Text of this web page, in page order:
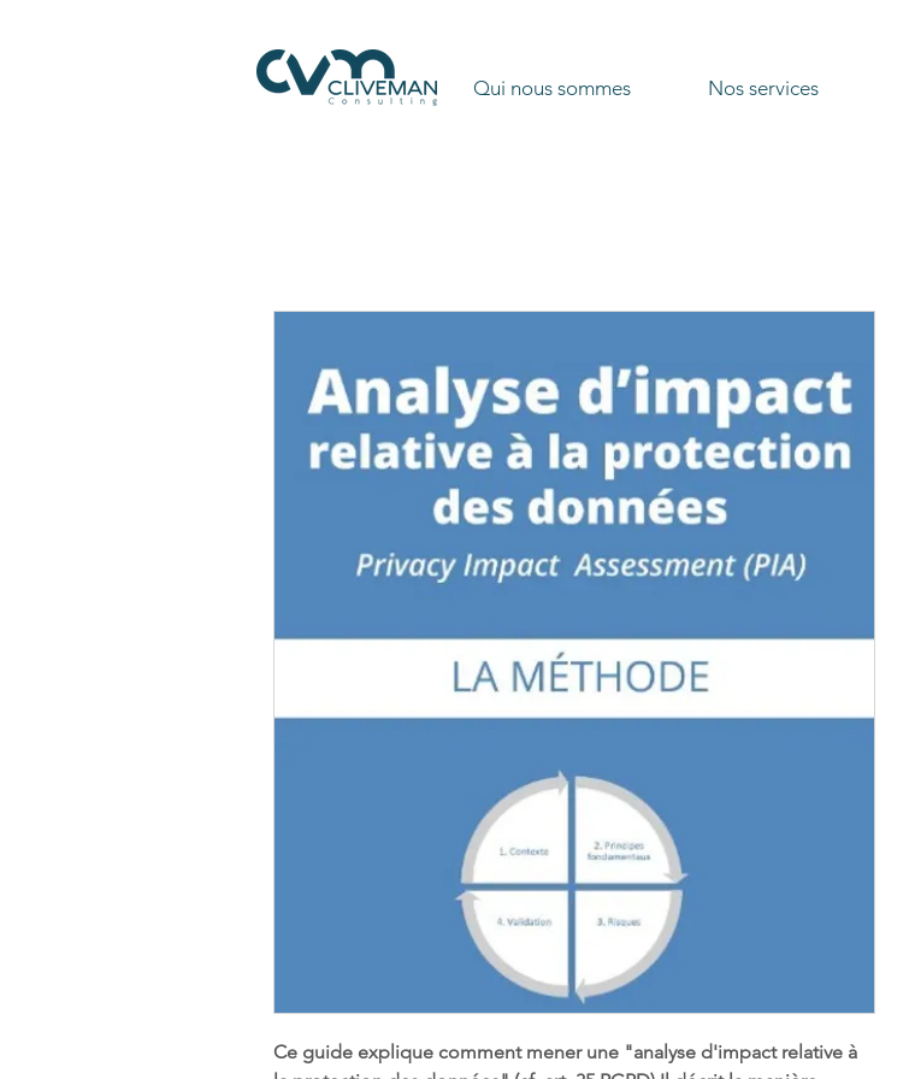
Qui nous sommes Nos services
Ce guide explique comment mener une "analyse d'impact relative à